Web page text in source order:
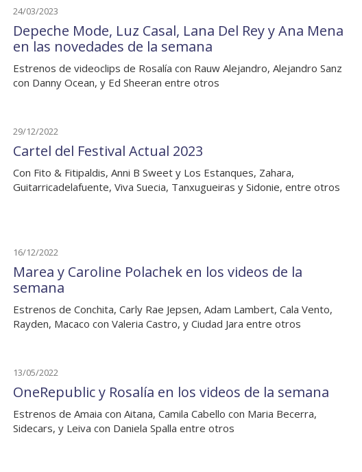
24/03/2023
Depeche Mode, Luz Casal, Lana Del Rey y Ana Mena
en las novedades de la semana
Estrenos de videoclips de Rosalía con Rauw Alejandro, Alejandro Sanz
con Danny Ocean, y Ed Sheeran entre otros
29/12/2022
Cartel del Festival Actual 2023
Con Fito & Fitipaldis, Anni B Sweet y Los Estanques, Zahara,
Guitarricadelafuente, Viva Suecia, Tanxugueiras y Sidonie, entre otros
16/12/2022
Marea y Caroline Polachek en los videos de la
semana
Estrenos de Conchita, Carly Rae Jepsen, Adam Lambert, Cala Vento,
Rayden, Macaco con Valeria Castro, y Ciudad Jara entre otros
13/05/2022
OneRepublic y Rosalía en los videos de la semana
Estrenos de Amaia con Aitana, Camila Cabello con Maria Becerra,
Sidecars, y Leiva con Daniela Spalla entre otros